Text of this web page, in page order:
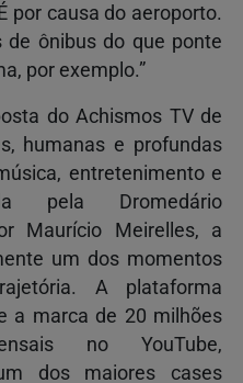
por causa do aeroporto.
de ônibus do que ponte
por exemplo.”
do Achismos TV de
humanas e profundas
entretenimento e
pela Dromedário
Maurício Meirelles, a
um dos momentos
A plataforma
a marca de 20 milhões
no YouTube,
dos maiores cases